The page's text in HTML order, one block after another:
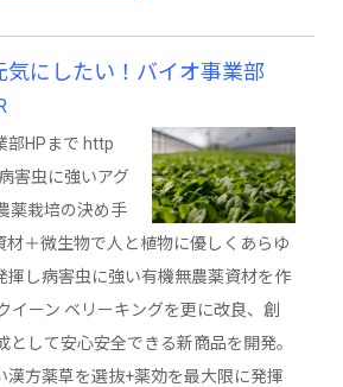
気にしたい！バイオ事業部
部HPまで http
害虫に強いアグ
薬栽培の決め手
材＋微生物で人と植物に優しくあらゆ
揮し病害虫に強い有機無農薬資材を作
イーン ベリーキングを更に改良、創
として安心安全できる新商品を開発。
漢方薬草を選抜+薬効を最大限に発揮